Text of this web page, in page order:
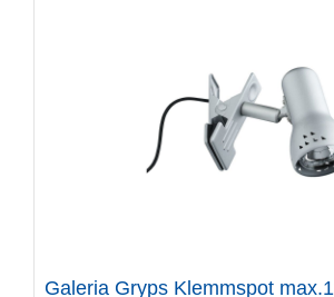
Galeria Gryps Klemmspot